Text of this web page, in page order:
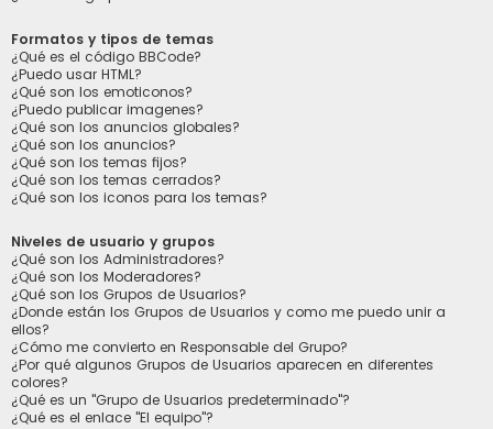
Formatos y tipos de temas
¿Qué es el código BBCode?
¿Puedo usar HTML?
¿Qué son los emoticonos?
¿Puedo publicar imagenes?
¿Qué son los anuncios globales?
¿Qué son los anuncios?
¿Qué son los temas fijos?
¿Qué son los temas cerrados?
¿Qué son los iconos para los temas?
Niveles de usuario y grupos
¿Qué son los Administradores?
¿Qué son los Moderadores?
¿Qué son los Grupos de Usuarios?
¿Donde están los Grupos de Usuarios y como me puedo unir a
ellos?
¿Cómo me convierto en Responsable del Grupo?
¿Por qué algunos Grupos de Usuarios aparecen en diferentes
colores?
¿Qué es un "Grupo de Usuarios predeterminado"?
¿Qué es el enlace "El equipo"?